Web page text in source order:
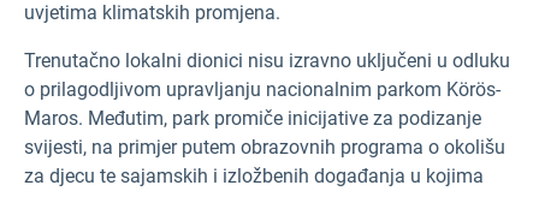
uvjetima klimatskih promjena.
Trenutačno lokalni dionici nisu izravno uključeni u odluku
o prilagodljivom upravljanju nacionalnim parkom Körös-
Maros. Međutim, park promiče inicijative za podizanje
svijesti, na primjer putem obrazovnih programa o okolišu
za djecu te sajamskih i izložbenih događanja u kojima